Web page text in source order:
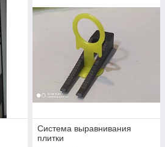
Система выравнивания
плитки